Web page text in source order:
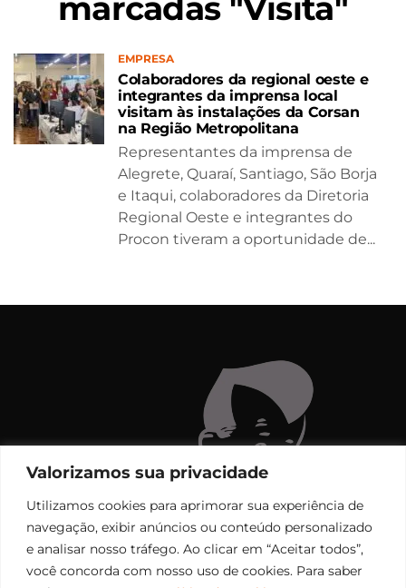
Valorizamos sua privacidade
Utilizamos cookies para aprimorar sua experiência de
navegação, exibir anúncios ou conteúdo personalizado
e analisar nosso tráfego. Ao clicar em “Aceitar todos”,
você concorda com nosso uso de cookies. Para saber
marcadas "Visita"
EMPRESA
Colaboradores da regional oeste e
integrantes da imprensa local
visitam às instalações da Corsan
na Região Metropolitana
Representantes da imprensa de
Alegrete, Quaraí, Santiago, São Borja
e Itaqui, colaboradores da Diretoria
Regional Oeste e integrantes do
Procon tiveram a oportunidade de...